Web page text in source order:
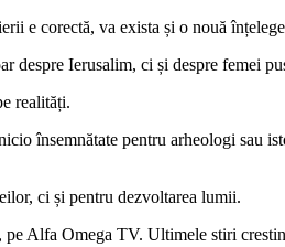
e corectă, va exista și o nouă
despre Ierusalim, ci și despre femei
realități.
însemnătate pentru arheologi sau
ci și pentru dezvoltarea lumii.
pe Alfa Omega TV. Ultimele stiri